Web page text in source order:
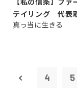
テイリング 代表
長兼社長 柳...
真っ当に生きる
4 5